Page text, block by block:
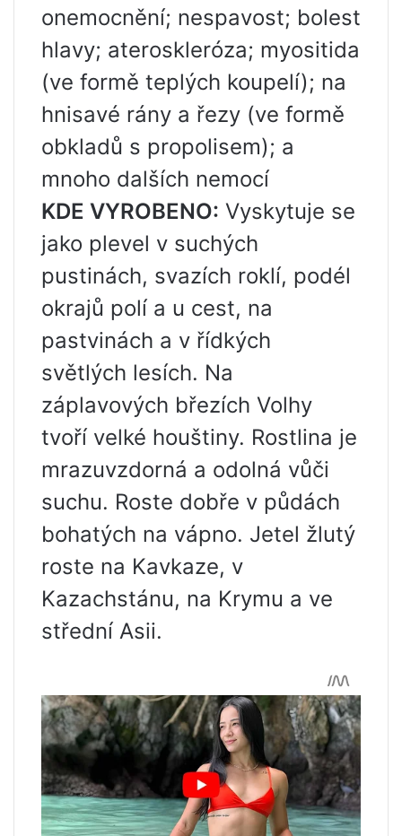
onemocnění; nespavost; bolest
hlavy; ateroskleróza; myositida
(ve formě teplých koupelí); na
hnisavé rány a řezy (ve formě
obkladů s propolisem); a
mnoho dalších nemocí
KDE VYROBENO: Vyskytuje se
jako plevel v suchých
pustinách, svazích roklí, podél
okrajů polí a u cest, na
pastvinách a v řídkých
světlých lesích. Na
záplavových březích Volhy
tvoří velké houštiny. Rostlina je
mrazuvzdorná a odolná vůči
suchu. Roste dobře v půdách
bohatých na vápno. Jetel žlutý
roste na Kavkaze, v
Kazachstánu, na Krymu a ve
střední Asii.